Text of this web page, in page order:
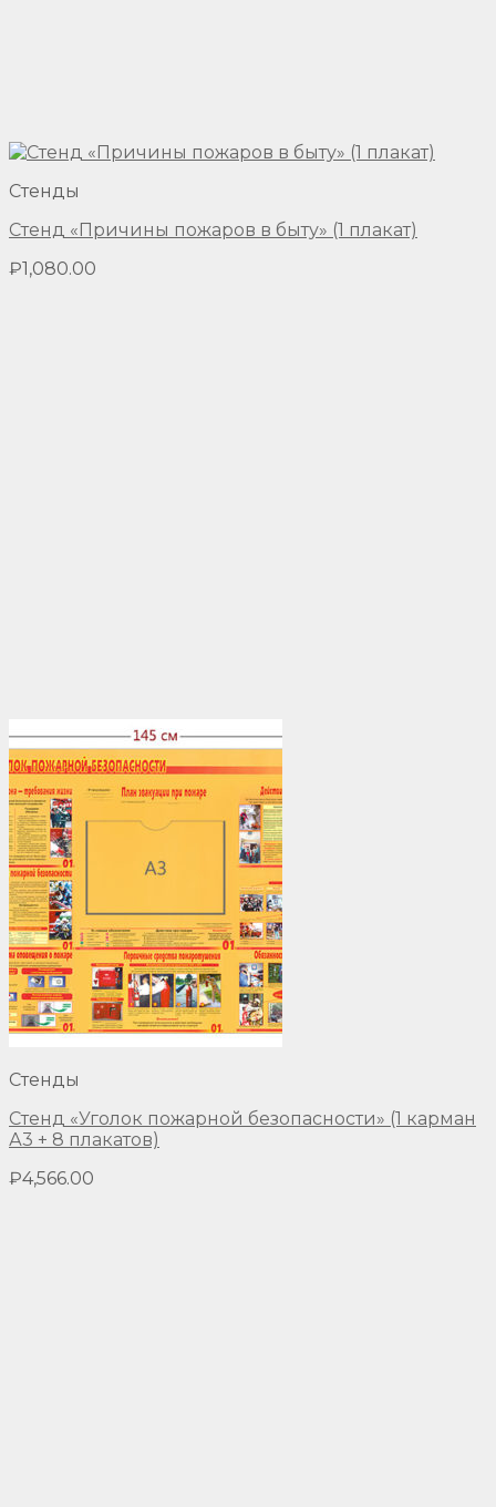
Стенды
Стенд «Причины пожаров в быту» (1 плакат)
₽1,080.00
Стенды
Стенд «Уголок пожарной безопасности» (1 карман
А3 + 8 плакатов)
₽4,566.00